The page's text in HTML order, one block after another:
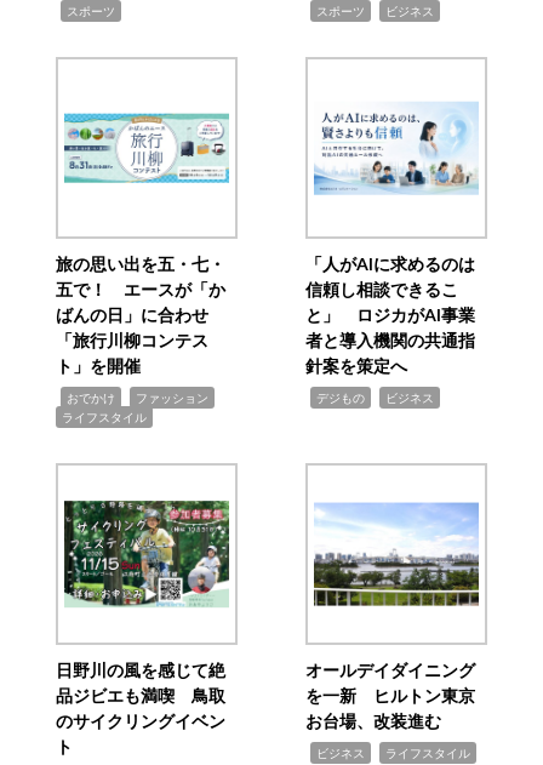
スポーツ スポーツ ビジネス
旅の思い出を五・七・
五で！ エースが「か
ばんの日」に合わせ
「旅行川柳コンテス
ト」を開催
おでかけ ファッション
ライフスタイル
「人がAIに求めるのは
信頼し相談できるこ
と」 ロジカがAI事業
者と導入機関の共通指
針案を策定へ
デジもの ビジネス
日野川の風を感じて絶
品ジビエも満喫 鳥取
のサイクリングイベン
ト
オールデイダイニング
を一新 ヒルトン東京
お台場、改装進む
ビジネス ライフスタイル